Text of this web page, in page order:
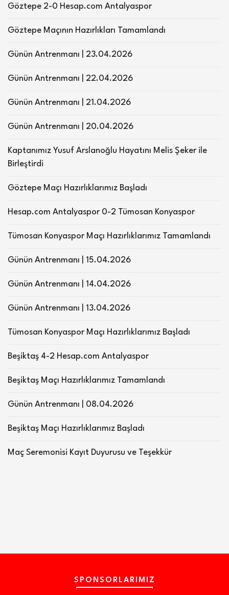
Göztepe 2-0 Hesap.com Antalyaspor
Göztepe Maçının Hazırlıkları Tamamlandı
Günün Antrenmanı | 23.04.2026
Günün Antrenmanı | 22.04.2026
Günün Antrenmanı | 21.04.2026
Günün Antrenmanı | 20.04.2026
Kaptanımız Yusuf Arslanoğlu Hayatını Melis Şeker ile
Birleştirdi
Göztepe Maçı Hazırlıklarımız Başladı
Hesap.com Antalyaspor 0-2 Tümosan Konyaspor
Tümosan Konyaspor Maçı Hazırlıklarımız Tamamlandı
Günün Antrenmanı | 15.04.2026
Günün Antrenmanı | 14.04.2026
Günün Antrenmanı | 13.04.2026
Tümosan Konyaspor Maçı Hazırlıklarımız Başladı
Beşiktaş 4-2 Hesap.com Antalyaspor
Beşiktaş Maçı Hazırlıklarımız Tamamlandı
Günün Antrenmanı | 08.04.2026
Beşiktaş Maçı Hazırlıklarımız Başladı
Maç Seremonisi Kayıt Duyurusu ve Teşekkür
SPONSORLARIMIZ